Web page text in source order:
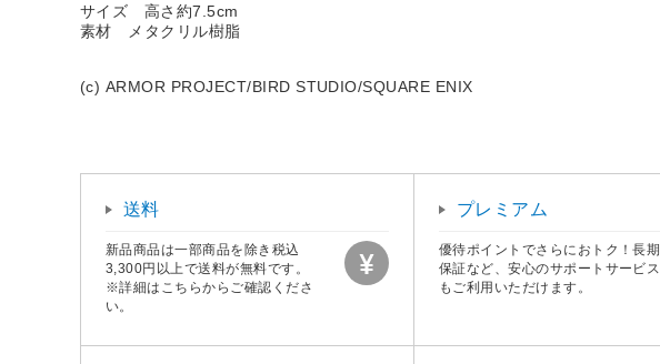
サイズ 高さ約7.5cm
素材 メタクリル樹脂
(c) ARMOR PROJECT/BIRD STUDIO/SQUARE ENIX
送料
新品商品は一部商品を除き税込
3,300円以上で送料が無料です。
※詳細はこちらからご確認くださ
い。
プレミアム
優待ポイントでさらにおトク！長期
保証など、安心のサポートサービス
もご利用いただけます。